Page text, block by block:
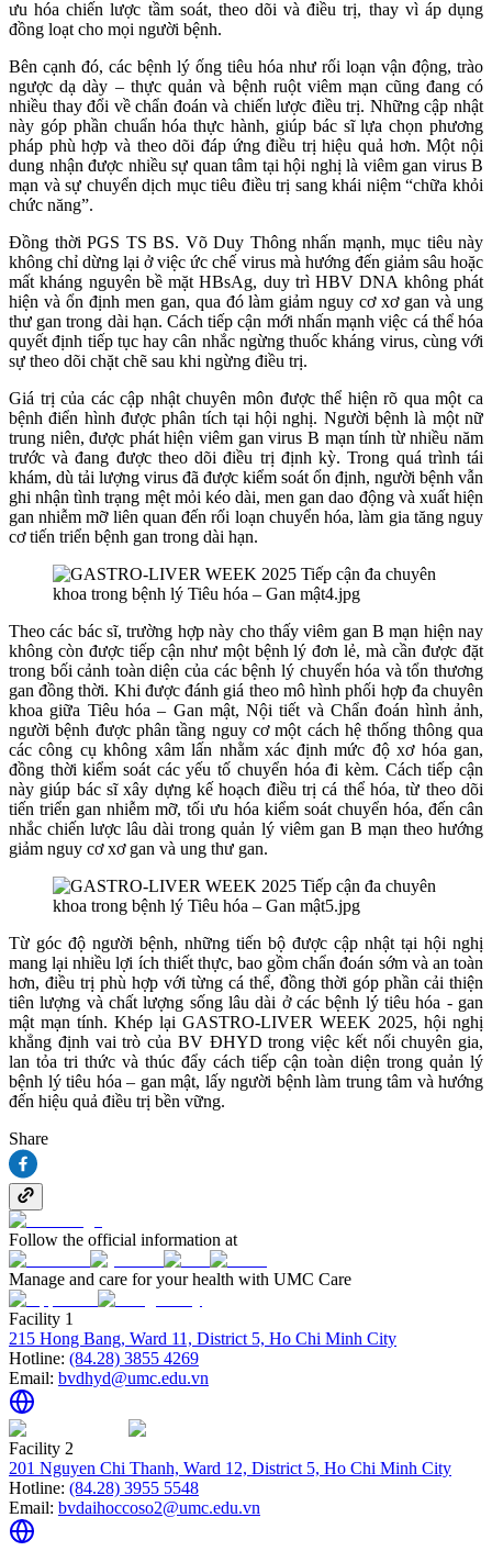
ưu hóa chiến lược tầm soát, theo dõi và điều trị, thay vì áp dụng
đồng loạt cho mọi người bệnh.
Bên cạnh đó, các bệnh lý ống tiêu hóa như rối loạn vận động, trào
ngược dạ dày – thực quản và bệnh ruột viêm mạn cũng đang có
nhiều thay đổi về chẩn đoán và chiến lược điều trị. Những cập nhật
này góp phần chuẩn hóa thực hành, giúp bác sĩ lựa chọn phương
pháp phù hợp và theo dõi đáp ứng điều trị hiệu quả hơn. Một nội
dung nhận được nhiều sự quan tâm tại hội nghị là viêm gan virus B
mạn và sự chuyển dịch mục tiêu điều trị sang khái niệm “chữa khỏi
chức năng”.
Đồng thời PGS TS BS. Võ Duy Thông nhấn mạnh, mục tiêu này
không chỉ dừng lại ở việc ức chế virus mà hướng đến giảm sâu hoặc
mất kháng nguyên bề mặt HBsAg, duy trì HBV DNA không phát
hiện và ổn định men gan, qua đó làm giảm nguy cơ xơ gan và ung
thư gan trong dài hạn. Cách tiếp cận mới nhấn mạnh việc cá thể hóa
quyết định tiếp tục hay cân nhắc ngừng thuốc kháng virus, cùng với
sự theo dõi chặt chẽ sau khi ngừng điều trị.
Giá trị của các cập nhật chuyên môn được thể hiện rõ qua một ca
bệnh điển hình được phân tích tại hội nghị. Người bệnh là một nữ
trung niên, được phát hiện viêm gan virus B mạn tính từ nhiều năm
trước và đang được theo dõi điều trị định kỳ. Trong quá trình tái
khám, dù tải lượng virus đã được kiểm soát ổn định, người bệnh vẫn
ghi nhận tình trạng mệt mỏi kéo dài, men gan dao động và xuất hiện
gan nhiễm mỡ liên quan đến rối loạn chuyển hóa, làm gia tăng nguy
cơ tiến triển bệnh gan trong dài hạn.
Theo các bác sĩ, trường hợp này cho thấy viêm gan B mạn hiện nay
không còn được tiếp cận như một bệnh lý đơn lẻ, mà cần được đặt
trong bối cảnh toàn diện của các bệnh lý chuyển hóa và tổn thương
gan đồng thời. Khi được đánh giá theo mô hình phối hợp đa chuyên
khoa giữa Tiêu hóa – Gan mật, Nội tiết và Chẩn đoán hình ảnh,
người bệnh được phân tầng nguy cơ một cách hệ thống thông qua
các công cụ không xâm lấn nhằm xác định mức độ xơ hóa gan,
đồng thời kiểm soát các yếu tố chuyển hóa đi kèm. Cách tiếp cận
này giúp bác sĩ xây dựng kế hoạch điều trị cá thể hóa, từ theo dõi
tiến triển gan nhiễm mỡ, tối ưu hóa kiểm soát chuyển hóa, đến cân
nhắc chiến lược lâu dài trong quản lý viêm gan B mạn theo hướng
giảm nguy cơ xơ gan và ung thư gan.
Từ góc độ người bệnh, những tiến bộ được cập nhật tại hội nghị
mang lại nhiều lợi ích thiết thực, bao gồm chẩn đoán sớm và an toàn
hơn, điều trị phù hợp với từng cá thể, đồng thời góp phần cải thiện
tiên lượng và chất lượng sống lâu dài ở các bệnh lý tiêu hóa - gan
mật mạn tính. Khép lại GASTRO-LIVER WEEK 2025, hội nghị
khẳng định vai trò của BV ĐHYD trong việc kết nối chuyên gia,
lan tỏa tri thức và thúc đẩy cách tiếp cận toàn diện trong quản lý
bệnh lý tiêu hóa – gan mật, lấy người bệnh làm trung tâm và hướng
đến hiệu quả điều trị bền vững.
Share
Follow the official information at
Manage and care for your health with UMC Care
Facility 1
215 Hong Bang, Ward 11, District 5, Ho Chi Minh City
Hotline: (84.28) 3855 4269
Email: bvdhyd@umc.edu.vn
Facility 2
201 Nguyen Chi Thanh, Ward 12, District 5, Ho Chi Minh City
Hotline: (84.28) 3955 5548
Email: bvdaihoccoso2@umc.edu.vn